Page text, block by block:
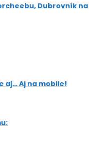
Dubrovník
aj… Aj na mobile!